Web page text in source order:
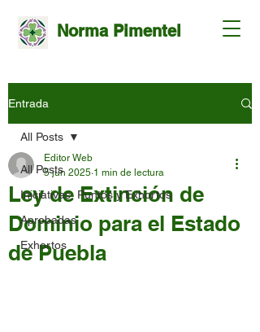
Norma Pimentel
Entrada
All Posts
Iniciativas, Puntos y Exhortos
Aprobadas
Exhortos
All Posts
Ley de Extinción de
Dominio para el Estado
de Puebla
Editor Web
5 jun 2025 1 min de lectura